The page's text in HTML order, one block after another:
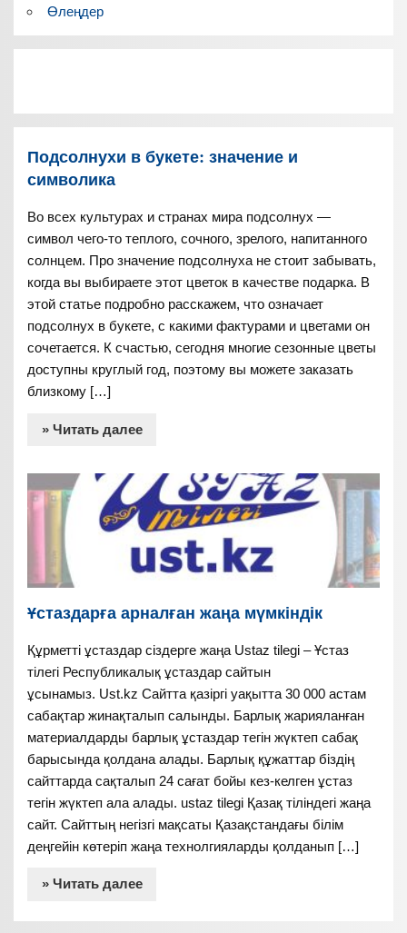
Өлеңдер
Подсолнухи в букете: значение и
символика
Во всех культурах и странах мира подсолнух —
символ чего-то теплого, сочного, зрелого, напитанного
солнцем. Про значение подсолнуха не стоит забывать,
когда вы выбираете этот цветок в качестве подарка. В
этой статье подробно расскажем, что означает
подсолнух в букете, с какими фактурами и цветами он
сочетается. К счастью, сегодня многие сезонные цветы
доступны круглый год, поэтому вы можете заказать
близкому […]
» Читать далее
Ұстаздарға арналған жаңа мүмкіндік
Құрметті ұстаздар сіздерге жаңа Ustaz tilegi – Ұстаз
тілегі Республикалық ұстаздар сайтын
ұсынамыз. Ust.kz Сайтта қазіргі уақытта 30 000 астам
сабақтар жинақталып салынды. Барлық жарияланған
материалдарды барлық ұстаздар тегін жүктеп сабақ
барысында қолдана алады. Барлық құжаттар біздің
сайттарда сақталып 24 сағат бойы кез-келген ұстаз
тегін жүктеп ала алады. ustaz tilegi Қазақ тіліндегі жаңа
сайт. Сайттың негізгі мақсаты Қазақстандағы білім
деңгейін көтеріп жаңа технолгияларды қолданып […]
» Читать далее